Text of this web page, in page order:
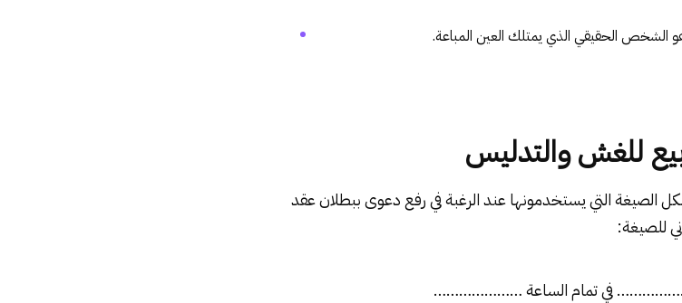
الشخص الحقيقي الذي يمتلك العين المباعة.
للغش والتدليس
الصيغة التي يستخدمونها عند الرغبة في رفع دعوى ببطلان عقد
للصيغة:
في تمام الساعة …………………